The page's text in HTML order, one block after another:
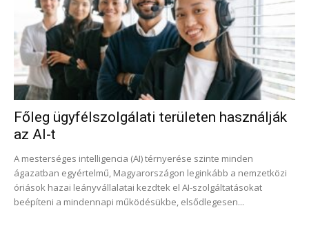
Főleg ügyfélszolgálati területen használják
az AI-t
A mesterséges intelligencia (AI) térnyerése szinte minden
ágazatban egyértelmű, Magyarországon leginkább a nemzetközi
óriások hazai leányvállalatai kezdtek el AI-szolgáltatásokat
beépíteni a mindennapi működésükbe, elsődlegesen...